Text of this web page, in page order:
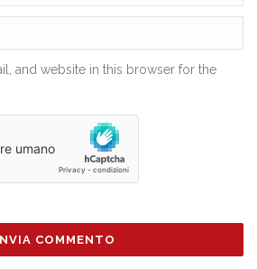
and website in this browser for the